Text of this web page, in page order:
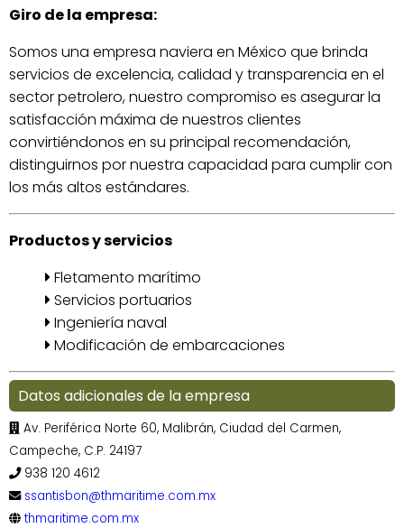
Giro de la empresa:
Somos una empresa naviera en México que brinda
servicios de excelencia, calidad y transparencia en el
sector petrolero, nuestro compromiso es asegurar la
satisfacción máxima de nuestros clientes
convirtiéndonos en su principal recomendación,
distinguirnos por nuestra capacidad para cumplir con
los más altos estándares.
Productos y servicios
Fletamento marítimo
Servicios portuarios
Ingeniería naval
Modificación de embarcaciones
Datos adicionales de la empresa
Av. Periférica Norte 60, Malibrán, Ciudad del Carmen,
Campeche, C.P. 24197
938 120 4612
ssantisbon@thmaritime.com.mx
thmaritime.com.mx